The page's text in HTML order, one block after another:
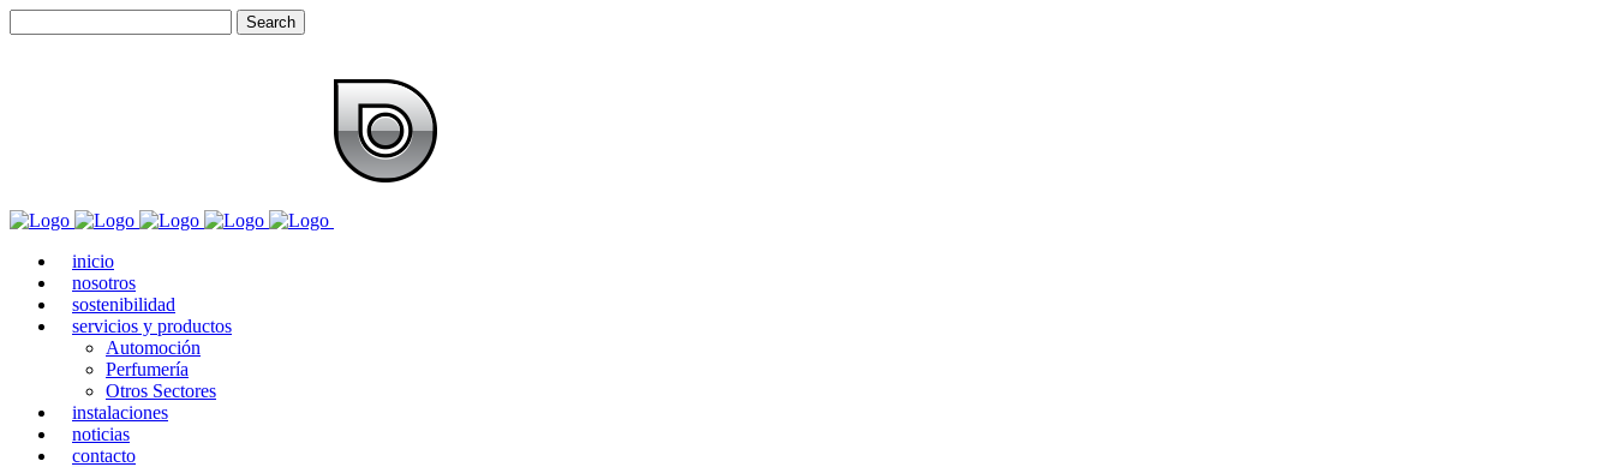
inicio
nosotros
sostenibilidad
servicios y productos
Automoción
Perfumería
Otros Sectores
instalaciones
noticias
contacto